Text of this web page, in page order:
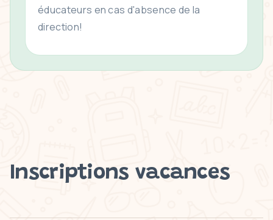
éducateurs en cas d'absence de la
direction!
Inscriptions vacances